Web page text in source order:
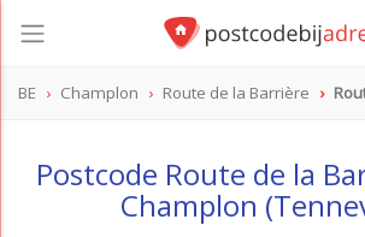
BE Champlon Route de la Barrière
Postcode Route de la
Champlon